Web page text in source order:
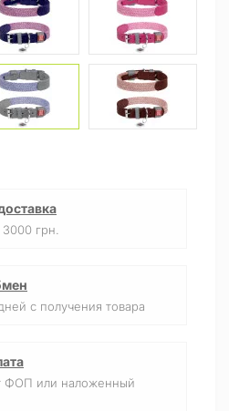
грн.
с получения товара
ФОП или наложенный